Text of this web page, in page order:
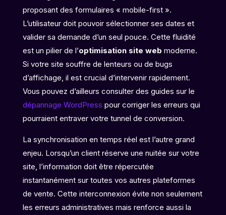
proposant des formulaires « mobile-first ».
L’utilisateur doit pouvoir sélectionner ses dates et
valider sa demande d’un seul pouce. Cette fluidité
est un pilier de l’optimisation site web moderne.
Si votre site souffre de lenteurs ou de bugs
d’affichage, il est crucial d’intervenir rapidement.
Vous pouvez d’ailleurs consulter des guides sur le
dépannage WordPress pour corriger les erreurs qui
pourraient entraver votre tunnel de conversion.
La synchronisation en temps réel est l’autre grand
enjeu. Lorsqu’un client réserve une nuitée sur votre
site, l’information doit être répercutée
instantanément sur toutes vos autres plateformes
de vente. Cette interconnexion évite non seulement
les erreurs administratives mais renforce aussi la